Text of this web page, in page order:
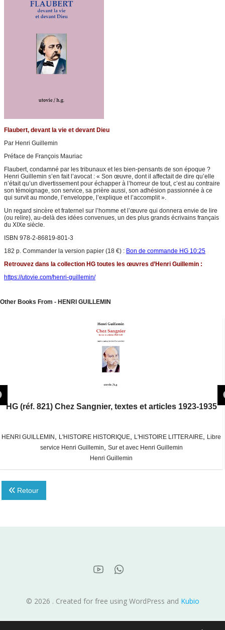
Flaubert, devant la vie et devant Dieu
Par Henri Guillemin
Préface de François Mauriac
Flaubert, condamné par les tribunaux et les bien-pensants de son époque ?
Henri Guillemin s’en fait l’avocat : « Son œuvre, dont il affectait de dire qu’elle
n’était qu’un divertissement pour échapper à l’horreur de tout, c’est au contraire
son témoignage, son service, sa prière aussi, son adhésion passionnée à ce
qui survit au monde, l’enveloppe, l’explique et l’accomplit ».
Un regard sincère et fraternel sur l’homme et l’œuvre qui donnera envie de lire
(ou relire), au-delà des idées convenues, un des plus grands écrivains français
du XIXe siècle.
ISBN 978-2-86819-801-3
182 p. Commander la version papier (18 €) : Bon de commande HG 10:25
Retrouvez dans la collection HG toutes les œuvres d’Henri Guillemin :
https://utovie.com/henri-guillemin/
Other Books From - HENRI GUILLEMIN
HG (réf. 821) Chez Sangnier, textes et articles 1923-1935
HENRI GUILLEMIN , L'HISTOIRE HISTORIQUE, L'HISTOIRE LITTERAIRE, Libre
service Henri Guillemin, Sur et avec Henri Guillemin
Henri Guillemin
Retour
© 2026 . Created for free using WordPress and Kubio